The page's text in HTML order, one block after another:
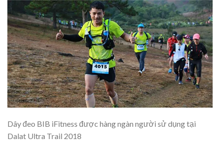
Dây đeo BIB iFitness được hàng ngàn người sử dụng tại
Dalat Ultra Trail 2018